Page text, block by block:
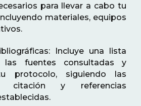
para llevar a cabo tu
materiales, equipos
Incluye una lista
fuentes consultadas y
protocolo, siguiendo las
citación y referencias